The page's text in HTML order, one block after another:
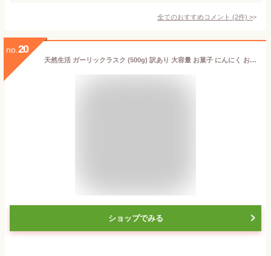
全てのおすすめコメント (2件) >
no. 20
天然生活 ガーリックラスク (500g) 訳あり 大容量 お菓子 にんにく おつまみ 簡易包装 無地袋 無選別
ショップでみる